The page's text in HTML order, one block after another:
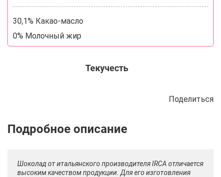
30,1% Какао-масло
0% Молочный жир
Текучесть
Поделиться
Описание Отзывы Рецепты
Шоколад от итальянского производителя IRCA отличается
высоким качеством продукции. Для его изготовления